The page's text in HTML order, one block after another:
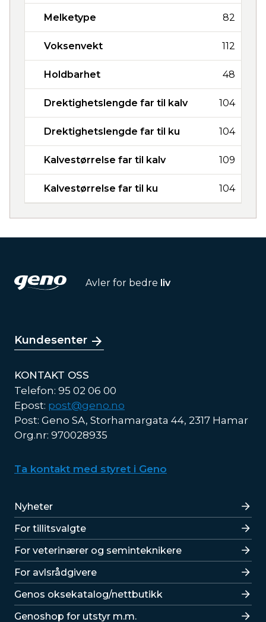
Melketype 82
Voksenvekt 112
Holdbarhet 48
Drektighetslengde far til kalv 104
Drektighetslengde far til ku 104
Kalvestørrelse far til kalv 109
Kalvestørrelse far til ku 104
Avler for bedre liv
Kundesenter
KONTAKT OSS
Telefon: 95 02 06 00
Epost: post@geno.no
Post: Geno SA, Storhamargata 44, 2317 Hamar
Org.nr: 970028935
Ta kontakt med styret i Geno
Lenker
Nyheter
For tillitsvalgte
For veterinærer og seminteknikere
For avlsrådgivere
Lenker
Genos oksekatalog/nettbutikk
Genoshop for utstyr m.m.